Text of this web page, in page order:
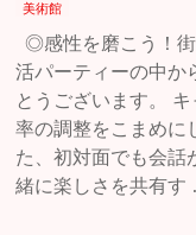
美術館
◎感性を磨こう！
活パーティーの中か
とうございます。
率の調整をこまめに
た、初対面でも会話
緒に楽しさを共有す